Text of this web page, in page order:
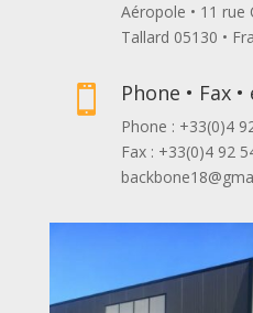
Aéropole • 11 rue
Tallard 05130 •
 Phone • Fax
Phone : +33(0)4
Fax : +33(0)4 92